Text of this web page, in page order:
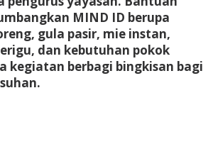
MIND ID berupa
gula pasir, mie instan,
dan kebutuhan pokok
kegiatan berbagi bingkisan bagi